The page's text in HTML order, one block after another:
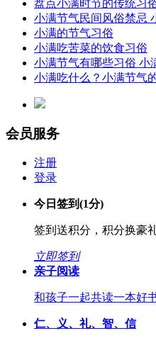
盘点小满时节的传统习
小满节气民间风俗禁忌
小满的节气习俗
小满吃苦菜的饮食习俗
小满节气有哪些习俗 小
小满吃什么？小满节气
会员服务
注册
登录
今日签到(1分)
签到送积分，积分换豪
立即签到
亲子阅读
和孩子一起共读一本好
仁、义、礼、智、信